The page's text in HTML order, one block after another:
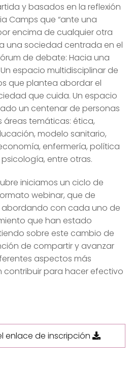
y basados en la reflexión
Camps que “ante una
encima de cualquier otra
una sociedad centrada en el
de debate: Hacia una
espacio multidisciplinar de
que plantea abordar el
que cuida. Un espacio
un centenar de personas
áreas temáticas: ética,
modelo sanitario,
enfermería, política
entre otras.
iniciamos un ciclo de
webinar, que de
abordando con cada uno de
que han estado
sobre este cambio de
de compartir y avanzar
aspectos más
contribuir para hacer efectivo
enlace de inscripción